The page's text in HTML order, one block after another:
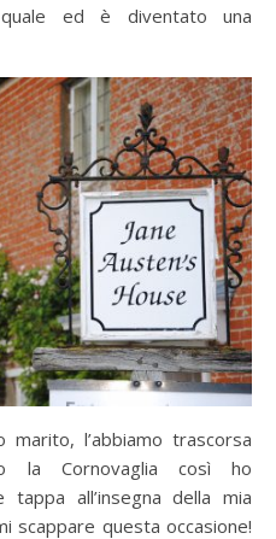
ed è diventato una
l’abbiamo trascorsa
la Cornovaglia così ho
tappa all’insegna della mia
scappare questa occasione!